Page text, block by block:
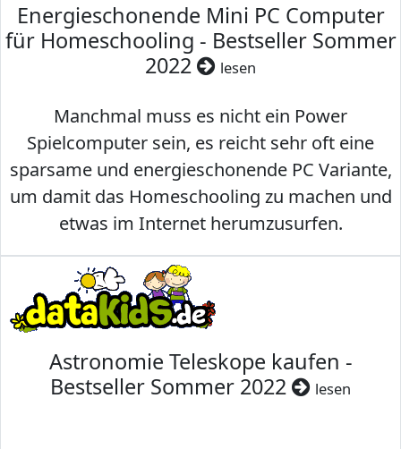
Energieschonende Mini PC Computer
für Homeschooling - Bestseller Sommer
2022
lesen
Manchmal muss es nicht ein Power
Spielcomputer sein, es reicht sehr oft eine
sparsame und energieschonende PC Variante,
um damit das Homeschooling zu machen und
etwas im Internet herumzusurfen.
Astronomie Teleskope kaufen -
Bestseller Sommer 2022
lesen